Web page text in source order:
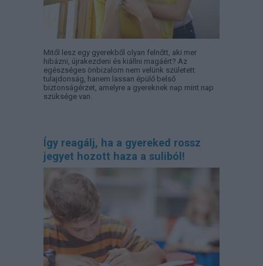
Mitől lesz egy gyerekből olyan felnőtt, aki mer
hibázni, újrakezdeni és kiállni magáért? Az
egészséges önbizalom nem velünk született
tulajdonság, hanem lassan épülő belső
biztonságérzet, amelyre a gyereknek nap mint nap
szüksége van.
Így reagálj, ha a gyereked rossz
jegyet hozott haza a suliból!